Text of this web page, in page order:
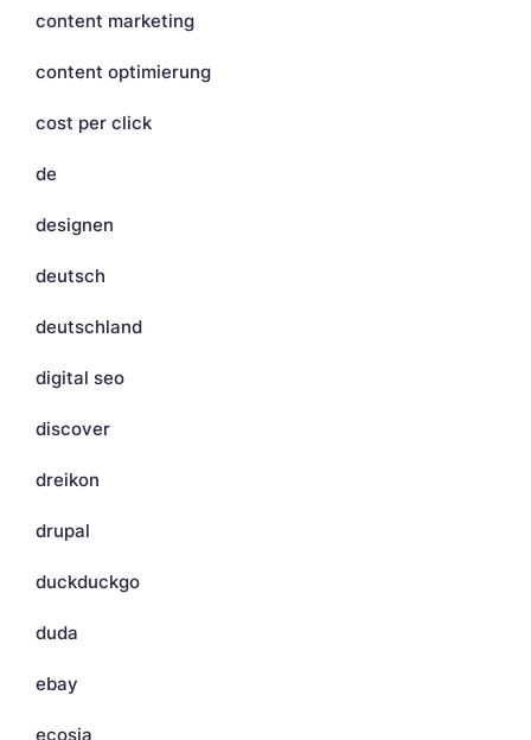
content marketing
content optimierung
cost per click
de
designen
deutsch
deutschland
digital seo
discover
dreikon
drupal
duckduckgo
duda
ebay
ecosia